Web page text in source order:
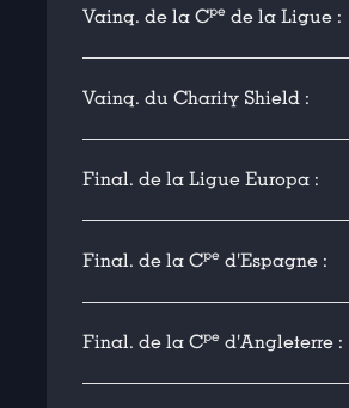
Vainq. de la Cpe de la Ligue :
Vainq. du Charity Shield :
Final. de la Ligue Europa :
Final. de la Cpe d'Espagne :
Final. de la Cpe d'Angleterre :